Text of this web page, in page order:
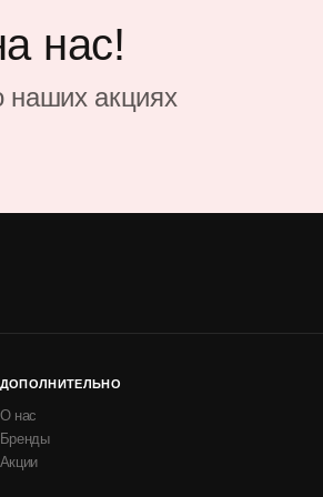
нас!
наших акциях
ДОПОЛНИТЕЛЬНО
О нас
Бренды
Акции